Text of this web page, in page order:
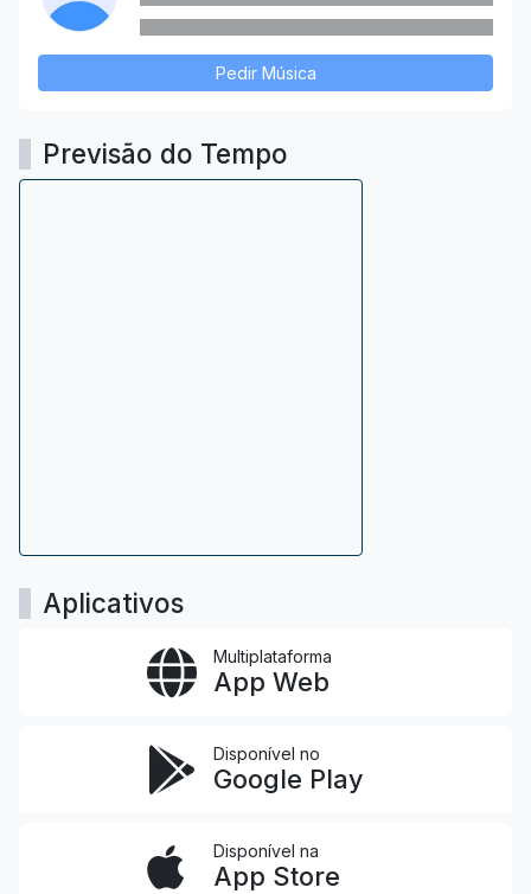
Pedir Música
Previsão do Tempo
Aplicativos
Multiplataforma
App Web
Disponível no
Google Play
Disponível na
App Store